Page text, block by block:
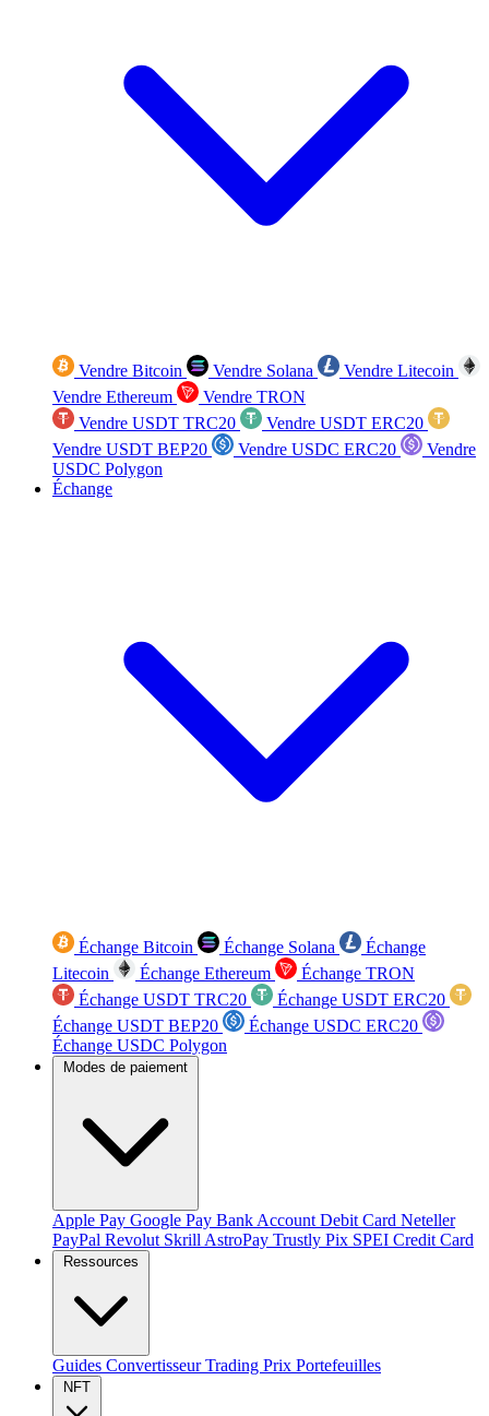
Vendre Bitcoin Vendre Solana
Vendre Litecoin
Vendre Ethereum
Vendre TRON
Vendre USDT TRC20
Vendre USDT ERC20
Vendre USDT BEP20
Vendre USDC ERC20
Vendre
USDC Polygon
Échange
Échange Bitcoin Échange Solana
Échange
Litecoin
Échange Ethereum
Échange TRON
Échange USDT TRC20
Échange USDT ERC20
Échange USDT BEP20
Échange USDC ERC20
Échange USDC Polygon
Modes de paiement
Apple Pay Google Pay Bank Account Debit Card Neteller
PayPal Revolut Skrill AstroPay Trustly Pix SPEI Credit Card
Ressources
Guides ConvertisseurTrading Prix Portefeuilles
NFT